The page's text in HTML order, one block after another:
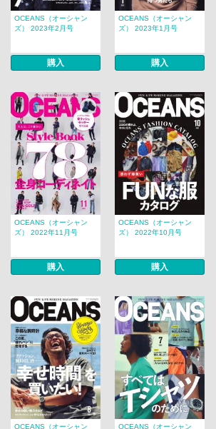
OCEANS（オーシャン
ズ） 2023年2月号
購入
OCEANS（オーシャン
ズ） 2023年1月号
購入
OCEANS（オーシャン
ズ） 2022年11月号
購入
OCEANS（オーシャン
ズ） 2022年10月号
購入
OCEANS（オーシャン
OCEANS（オーシャン